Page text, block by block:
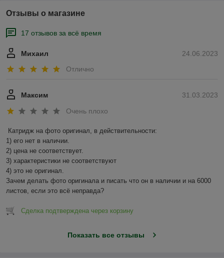
Отзывы о магазине
17 отзывов за всё время
24.06.2023
Михаил
Отлично
31.03.2023
Максим
Очень плохо
Катридж на фото оригинал, в действительности:
1) его нет в наличии.
2) цена не соответствует.
3) характеристики не соответствуют
4) это не оригинал.
Зачем делать фото оригинала и писать что он в наличии и на 6000
листов, если это всё неправда?
Сделка подтверждена через корзину
Показать все отзывы